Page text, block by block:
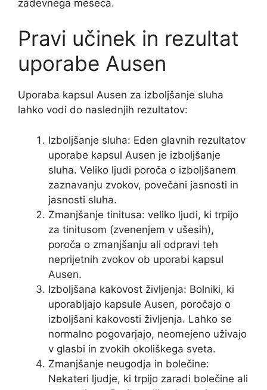
zadevnega meseca.
Pravi učinek in rezultat
uporabe Ausen
Uporaba kapsul Ausen za izboljšanje sluha
lahko vodi do naslednjih rezultatov:
Izboljšanje sluha: Eden glavnih rezultatov
uporabe kapsul Ausen je izboljšanje
sluha. Veliko ljudi poroča o izboljšanem
zaznavanju zvokov, povečani jasnosti in
jasnosti sluha.
Zmanjšanje tinitusa: veliko ljudi, ki trpijo
za tinitusom (zvenenjem v ušesih),
poroča o zmanjšanju ali odpravi teh
neprijetnih zvokov ob uporabi kapsul
Ausen.
Izboljšana kakovost življenja: Bolniki, ki
uporabljajo kapsule Ausen, poročajo o
izboljšani kakovosti življenja. Lahko se
normalno pogovarjajo, neomejeno uživajo
v glasbi in zvokih okoliškega sveta.
Zmanjšanje neugodja in bolečine:
Nekateri ljudje, ki trpijo zaradi bolečine ali